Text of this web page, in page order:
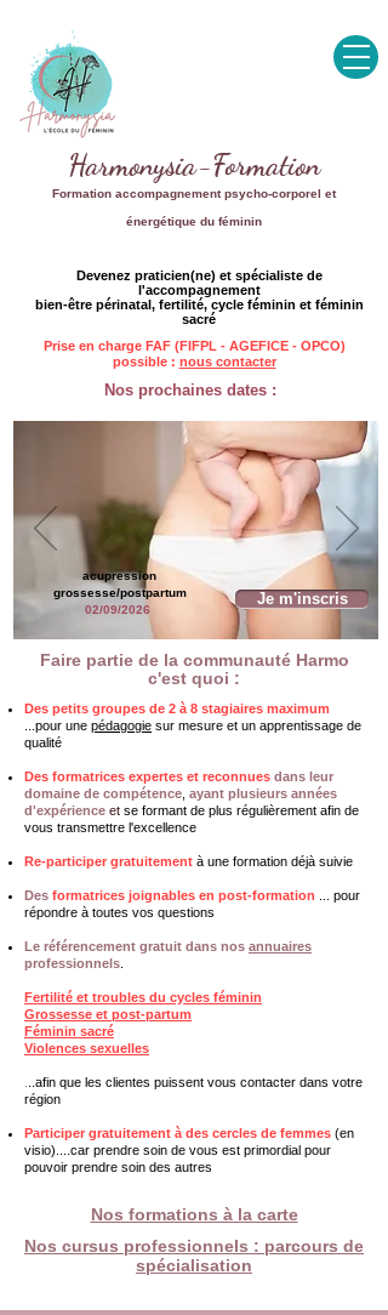
Harmonysia-Formation
Formation accompagnement psycho-corporel et
énergétique du féminin
Devenez praticien(ne) et spécialiste de
l'accompagnement
bien-être périnatal, fertilité, cycle féminin et féminin
sacré
Prise en charge FAF (FIFPL - AGEFICE - OPCO)
possible : nous contacter
Nos prochaines dates :
acupression
grossesse/postpartum
02/09/2026
Je m'inscris
Faire partie de la communauté Harmo
c'est quoi :
Des petits groupes de 2 à 8 stagiaires maximum
...pour une pédagogie sur mesure et un apprentissage de
qualité
Des formatrices expertes et reconnues dans leur
domaine de compétence ayant plusieurs années
d'expérience et se formant de plus régulièrement afin de
vous transmettre l'excellence
Re-participer gratuitement à une formation déjà suivie
Des formatrices joignables en post-formation ... pour
répondre à toutes vos questions
Le référencement gratuit dans nos annuaires
professionnels
Fertilité et troubles du cycles féminin
Grossesse et post-partum
Féminin sacré
Violences sexuelles
..afin que les clientes puissent vous contacter dans votre
région
Participer gratuitement à des cercles de femmes (en
visio)....car prendre soin de vous est primordial pour
pouvoir prendre soin des autres
Nos formations à la carte
Nos cursus professionnels : parcours de
spécialisation